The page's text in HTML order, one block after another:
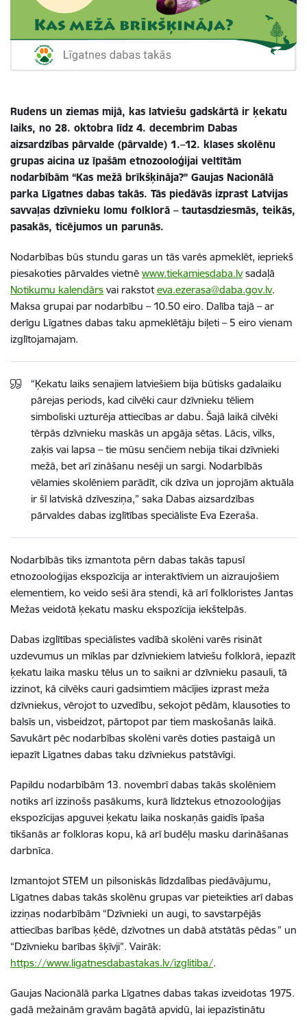
Rudens un ziemas mijā, kas latviešu gadskārtā ir ķekatu
laiks, no 28. oktobra līdz 4. decembrim Dabas
aizsardzības pārvalde (pārvalde) 1.–12. klases skolēnu
grupas aicina uz īpašām etnozooloģijai veltītām
nodarbībām “Kas mežā brīkšķināja?” Gaujas Nacionālā
parka Līgatnes dabas takās. Tās piedāvās izprast Latvijas
savvaļas dzīvnieku lomu folklorā – tautasdziesmās, teikās,
pasakās, ticējumos un parunās.
Nodarbības būs stundu garas un tās varēs apmeklēt, iepriekš
piesakoties pārvaldes vietnē www.tiekamiesdaba.lvsadaļā
Notikumu kalendārs vai rakstoteva.ezerasa@daba.gov.lv.
Maksa grupai par nodarbību – 10.50 eiro. Dalība tajā – ar
derīgu Līgatnes dabas taku apmeklētāju biļeti – 5 eiro vienam
izglītojamajam.
“Ķekatu laiks senajiem latviešiem bija būtisks gadalaiku
pārejas periods, kad cilvēki caur dzīvnieku tēliem
simboliski uzturēja attiecības ar dabu. Šajā laikā cilvēki
tērpās dzīvnieku maskās un apgāja sētas. Lācis, vilks,
zaķis vai lapsa – tie mūsu senčiem nebija tikai dzīvnieki
mežā, bet arī zināšanu nesēji un sargi. Nodarbībās
vēlamies skolēniem parādīt, cik dzīva un joprojām aktuāla
ir šī latviskā dzīvesziņa,” saka Dabas aizsardzības
pārvaldes dabas izglītības speciāliste Eva Ezeraša.
Nodarbībās tiks izmantota pērn dabas takās tapusī
etnozooloģijas ekspozīcija ar interaktīviem un aizraujošiem
elementiem, ko veido seši āra stendi, kā arī folkloristes Jantas
Mežas veidotā ķekatu masku ekspozīcija iekštelpās.
Dabas izglītības speciālistes vadībā skolēni varēs risināt
uzdevumus un mīklas par dzīvniekiem latviešu folklorā, iepazīt
ķekatu laika masku tēlus un to saikni ar dzīvnieku pasauli, tā
izzinot, kā cilvēks cauri gadsimtiem mācījies izprast meža
dzīvniekus, vērojot to uzvedību, sekojot pēdām, klausoties to
balsīs un, visbeidzot, pārtopot par tiem maskošanās laikā.
Savukārt pēc nodarbības skolēni varēs doties pastaigā un
iepazīt Līgatnes dabas taku dzīvniekus patstāvīgi.
Papildu nodarbībām 13. novembrī dabas takās skolēniem
notiks arī izzinošs pasākums, kurā līdztekus etnozooloģijas
ekspozīcijas apguvei ķekatu laika noskaņās gaidīs īpaša
tikšanās ar folkloras kopu, kā arī budēļu masku darināšanas
darbnīca.
Izmantojot STEM un pilsoniskās līdzdalības piedāvājumu,
Līgatnes dabas takās skolēnu grupas var pieteikties arī dabas
izziņas nodarbībām “Dzīvnieki un augi, to savstarpējās
attiecības barības ķēdē, dzīvotnes un dabā atstātās pēdas ” un
“Dzīvnieku barības šķīvji”. Vairāk:
https://www.ligatnesdabastakas.lv/izglitiba/.
Gaujas Nacionālā parka Līgatnes dabas takas izveidotas 1975.
gadā mežainām gravām bagātā apvidū, lai iepazīstinātu